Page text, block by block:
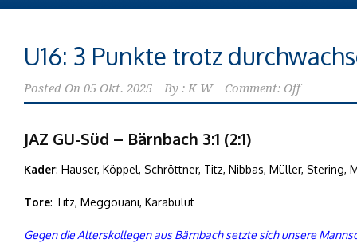
U16: 3 Punkte trotz
Posted On 05 Okt. 2025 By : K W Comment: Off
JAZ GU-Süd – Bärnbach 3:1 (2:1)
Kader: Hauser, Köppel, Schröttner, Titz, Nibbas, Müller, Stering,
Tore: Titz, Meggouani, Karabulut
Gegen die Alterskollegen aus Bärnbach setzte sich unsere